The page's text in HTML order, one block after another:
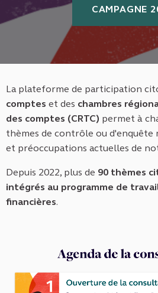
CAMPAGNE
La plateforme de participation
comptes et des chambres
des comptes (CRTC) permet à
thèmes de contrôle ou d'enquête
et préoccupations actuelles de
Depuis 2022, plus de 90 thèmes
intégrés au programme de
financières.